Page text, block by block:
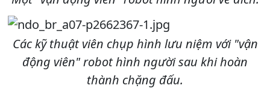
Các kỹ thuật viên chụp hình lưu niệm với "vận
động viên" robot hình người sau khi hoàn
thành chặng đấu.